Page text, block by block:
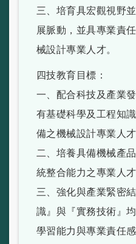
三、培育具宏觀視野
展脈動，並具專業責
械設計專業人才。
四技教育目標：
一、配合科技及產業
有基礎科學及工程知
備之機械設計專業人才
二、培養具備機械產
統整合能力之專業人才
三、強化與產業緊密
識』與『實務技術』
學習能力與專業責任